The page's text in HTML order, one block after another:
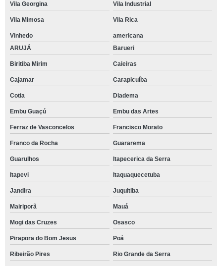
Vila Georgina Vila Industrial
Vila Mimosa Vila Rica
Vinhedo
americana
ARUJÁ
Barueri
Biritiba Mirim Caieiras
Cajamar Carapicuíba
Cotia Diadema
Embu Guaçú Embu das Artes
Ferraz de Vasconcelos Francisco Morato
Franco da Rocha Guararema
Guarulhos Itapecerica da Serra
Itapevi Itaquaquecetuba
Jandira Juquitiba
Mairiporã Mauá
Mogi das Cruzes Osasco
Pirapora do Bom Jesus Poá
Ribeirão Pires Rio Grande da Serra